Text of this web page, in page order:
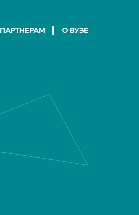
ПАРТНЕРАМ О ВУЗЕ